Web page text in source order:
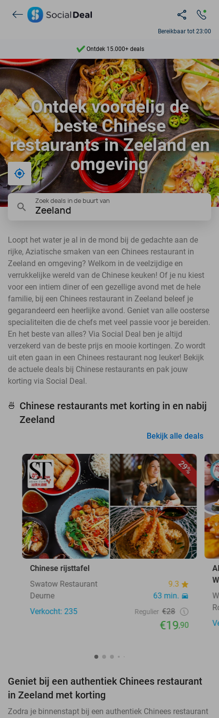
Bereikbaar tot 23:00
Ontdek 15.000+ deals
7 dagen per week beschikbaar
10+ miljoen leden
9,4
Ontdek 15.000+ deals
Ontdek voordelig de
beste Chinese
restaurants in Zeeland en
omgeving
Bij mij in de buurt
Zoek deals in de buurt van
Zeeland
Loopt het water je al in de mond bij de gedachte aan de
rijke, Aziatische smaken van een Chinees restaurant in
Zeeland en omgeving? Welkom in de veelzijdige en
verrukkelijke wereld van de Chinese keuken! Of je nu kiest
voor een intiem diner of een gezellige avond met de hele
familie, bij een Chinees restaurant in Zeeland beleef je
gegarandeerd een heerlijke avond. Geniet van alle oosterse
specialiteiten die de chefs met veel passie voor je bereiden.
En het beste van alles? Via Social Deal ben je altijd
verzekerd van de beste prijs en mooie kortingen. Zo wordt
uit eten gaan in een Chinees restaurant nog leuker! Bekijk
de actuele deals bij Chinese restaurants en pak jouw
korting via Social Deal.
🍜
Chinese restaurants met korting in en nabij
Zeeland
Bekijk alle deals
29%
Chinese rijsttafel
Swatow Restaurant
9.3
Deurne
63 min.
Verkocht: 235
Regulier €28
€19,90
Geniet bij een authentiek Chinees restaurant
in Zeeland met korting
Zodra je binnenstapt bij een authentiek Chinees restaurant